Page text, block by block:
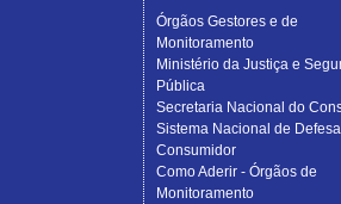
Órgãos Gestores e de
Monitoramento
Ministério da Justiça e
Pública
Secretaria Nacional do
Sistema Nacional de
Consumidor
Como Aderir - Órgãos de
Monitoramento